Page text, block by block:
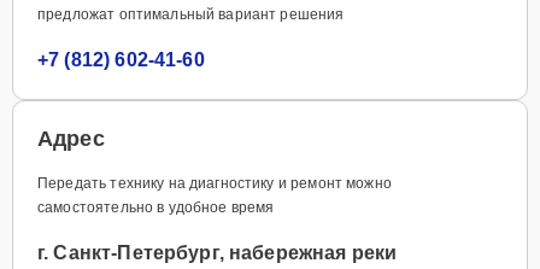
предложат оптимальный вариант решения
+7 (812) 602-41-60
Адрес
Передать технику на диагностику и ремонт можно
самостоятельно в удобное время
г. Санкт-Петербург, набережная реки